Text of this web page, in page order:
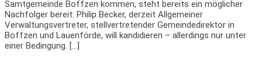
Samtgemeinde Boffzen kommen, steht bereits ein möglicher
Nachfolger bereit: Philip Becker, derzeit Allgemeiner
Verwaltungsvertreter, stellvertretender Gemeindedirektor in
Boffzen und Lauenförde, will kandidieren – allerdings nur unter
einer Bedingung. […]